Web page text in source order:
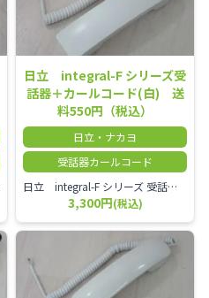
日立 integral-F シリーズ受
話器＋カールコード(白) 送
料550円（税込）
日立・ナカヨ
受話器カールコード
日立 integral-F シリーズ 受話器＋カールコード セット（白）／本商品は中古品となります。 写真では分かりにくいキズ・汚れなどの使用感があります。 経年変化で日焼けの色味が強くなる場合がございます。 予めご理解・ご了承頂きますようお願いいたします。
3,300円(税込)